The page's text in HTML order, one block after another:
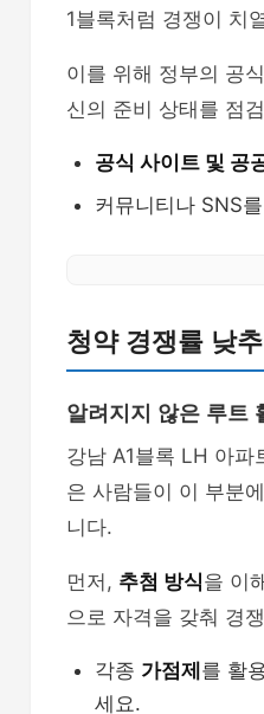
1블록처럼 경쟁이 치
이를 위해 정부의 공
신의 준비 상태를 점
공식 사이트 및 공
커뮤니티나 SNS
청약 경쟁률 낮
알려지지 않은 루트
강남 A1블록 LH 아파
은 사람들이 이 부분
니다.
먼저, 추첨 방식을 이
으로 자격을 갖춰 경
각종 가점제 를 활
세요.